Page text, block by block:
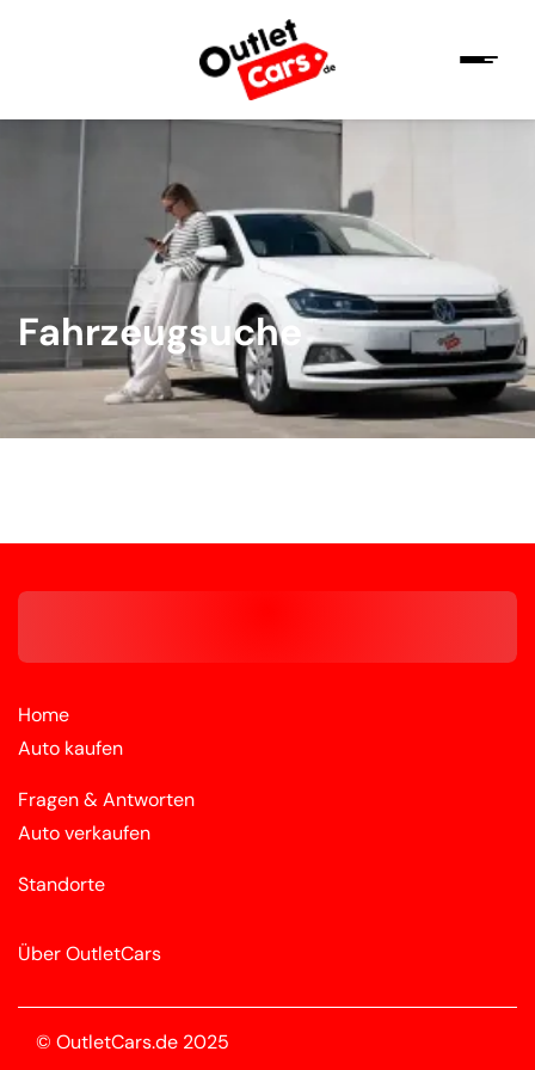
Fahrzeugsuche
Home
Auto kaufen
Fragen & Antworten
Auto verkaufen
Standorte
Über OutletCars
© OutletCars.de 2025